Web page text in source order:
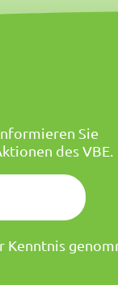
Sie
des VBE.
Kenntnis